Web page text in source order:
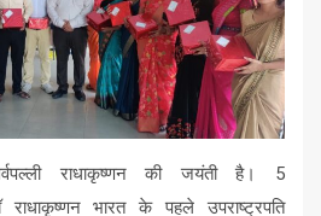
राधाकृष्णन की जयंती है। 5
भारत के पहले उपराष्ट्रपति